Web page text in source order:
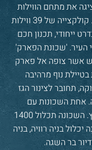
את מתחם הווילות
הייחודי בשכונת הפארק באופקים. קולקצייה של 39 ווילות
ייחודי, תכנון חכם
העיר. 'שכונת הפארק'
אשר צופה אל פארק
נוף מרהיבה
תחובר לצינור הגז
אחת השכונות עם
התשתיות המתקדמות ביותר בארץ. השכונה תכלול 1400
בניה רוויה, בניה
בר השגה.